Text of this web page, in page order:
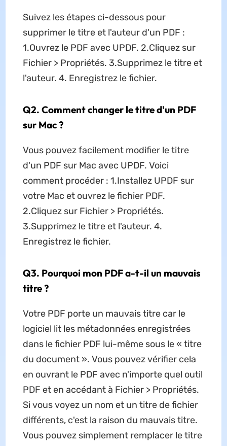
Suivez les étapes ci-dessous pour
supprimer le titre et l'auteur d'un PDF :
1.Ouvrez le PDF avec UPDF. 2.Cliquez sur
Fichier > Propriétés. 3.Supprimez le titre et
l'auteur. 4. Enregistrez le fichier.
Q2. Comment changer le titre d'un PDF
sur Mac ?
Vous pouvez facilement modifier le titre
d'un PDF sur Mac avec UPDF. Voici
comment procéder : 1.Installez UPDF sur
votre Mac et ouvrez le fichier PDF.
2.Cliquez sur Fichier > Propriétés.
3.Supprimez le titre et l'auteur. 4.
Enregistrez le fichier.
Q3. Pourquoi mon PDF a-t-il un mauvais
titre ?
Votre PDF porte un mauvais titre car le
logiciel lit les métadonnées enregistrées
dans le fichier PDF lui-même sous le « titre
du document ». Vous pouvez vérifier cela
en ouvrant le PDF avec n'importe quel outil
PDF et en accédant à Fichier > Propriétés.
Si vous voyez un nom et un titre de fichier
différents, c'est la raison du mauvais titre.
Vous pouvez simplement remplacer le titre